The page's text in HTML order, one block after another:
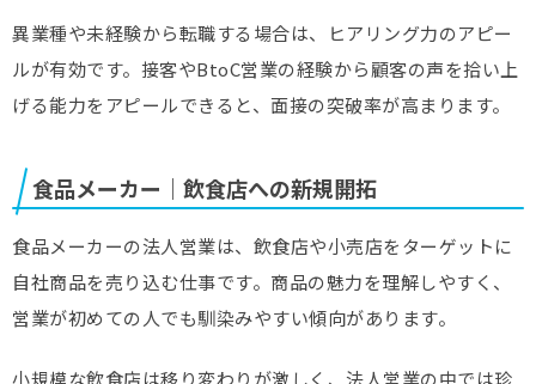
異業種や未経験から転職する場合は、ヒアリング力のアピー
ルが有効です。接客やBtoC営業の経験から顧客の声を拾い上
げる能力をアピールできると、面接の突破率が高まります。
食品メーカー｜飲食店への新規開拓
食品メーカーの法人営業は、飲食店や小売店をターゲットに
自社商品を売り込む仕事です。商品の魅力を理解しやすく、
営業が初めての人でも馴染みやすい傾向があります。
小規模な飲食店は移り変わりが激しく、法人営業の中では珍